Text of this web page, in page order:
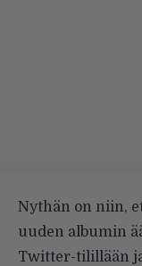
Nythän on niin,
uuden albumin
Twitter-tilillään